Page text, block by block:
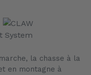
la chasse à la
en montagne à